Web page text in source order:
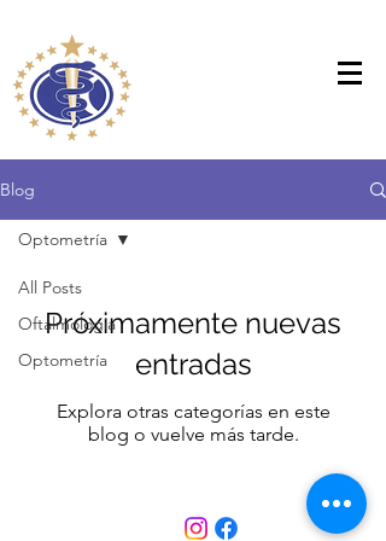
Blog
All Posts
Oftalmologia
Optometría
Optometría
Próximamente nuevas
entradas
Explora otras categorías en este
blog o vuelve más tarde.